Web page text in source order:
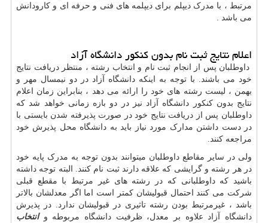
مرتبط ، با مدرک دیپلم برای دیپلمه های فنی و حرفه ای و کارودانش
می باشد .
اعلام نتایج ثبت نام بدون کنکور دانشگاه آزاد
داوطلبان پس از انجام ثبت نام و انتخاب رشته ، منتظر دریافت نتایج
خود می باشند. با توجه به اینکه دانشگاه آزاد در دو نیمسال مهر و
بهمن ، لیست رشته های خود را ارائه می دهد ، بنابراین زمان اعلام
نتایج بدون کنکور دانشگاه آزاد نیز در دو بازه زمانی خواهد شد که
داوطلبان پس از دریافت نتایج خود در صورت پذیرفته شدن بایستی با
در دست داشتن مدارک مورد نیاز باید به دانشگاه محل پذیرش خود
مراجعه کنند.
ولی در سایر مقاطع داوطلبان میتوانند بدون توجه به مدرک پایه خود
در هر رشته و گرایشی که علاقه دارند ثبت نام کنند. البته توجه داشته
باشید که داوطلبانی که در رشته های غیر مرتبط با مقطع قبلی
شرکت می کنند احتمال قبولیشان کمتر است اما اگر معدلشان بالاتر
باشد ، غیرمرتبط بودن رشته تاثیری در قبولیشان ندارد. در پذیرش
دانشگاه آزاد علاوه بر معدل، ظرفیت دانشگاه مربوطه وانتخاب